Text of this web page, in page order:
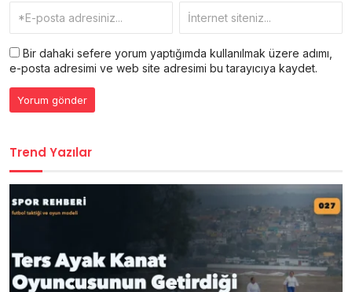
Bir dahaki sefere yorum yaptığımda kullanılmak üzere adımı,
e-posta adresimi ve web site adresimi bu tarayıcıya kaydet.
Trend Yazılar